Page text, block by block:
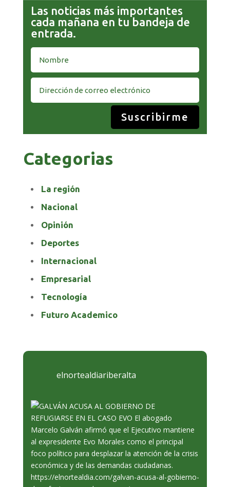
Las noticias más importantes
cada mañana en tu bandeja de
entrada.
Suscribirme
Categorias
La región
Nacional
Opinión
Deportes
Internacional
Empresarial
Tecnología
Futuro Academico
elnortealdiariberalta